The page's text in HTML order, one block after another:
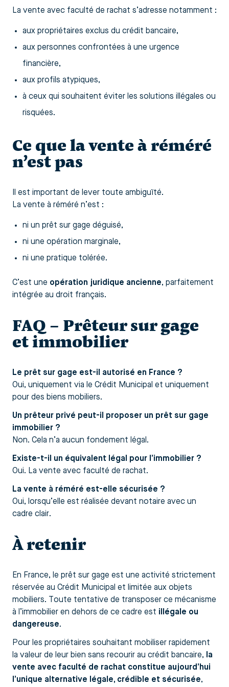
La vente avec faculté de rachat s’adresse notamment :
aux propriétaires exclus du crédit bancaire,
aux personnes confrontées à une urgence
financière,
aux profils atypiques,
à ceux qui souhaitent éviter les solutions illégales ou
risquées.
Ce que la vente à réméré
n’est pas
Il est important de lever toute ambiguïté.
La vente à réméré n’est :
ni un prêt sur gage déguisé,
ni une opération marginale,
ni une pratique tolérée.
C’est une opération juridique ancienne, parfaitement
intégrée au droit français.
FAQ – Prêteur sur gage
et immobilier
Le prêt sur gage est-il autorisé en France ?
Oui, uniquement via le Crédit Municipal et uniquement
pour des biens mobiliers.
Un prêteur privé peut-il proposer un prêt sur gage
immobilier ?
Non. Cela n’a aucun fondement légal.
Existe-t-il un équivalent légal pour l’immobilier ?
Oui. La vente avec faculté de rachat.
La vente à réméré est-elle sécurisée ?
Oui, lorsqu’elle est réalisée devant notaire avec un
cadre clair.
À retenir
En France, le prêt sur gage est une activité strictement
réservée au Crédit Municipal et limitée aux objets
mobiliers. Toute tentative de transposer ce mécanisme
à l’immobilier en dehors de ce cadre est illégale ou
dangereuse.
Pour les propriétaires souhaitant mobiliser rapidement
la valeur de leur bien sans recourir au crédit bancaire,
la
vente avec faculté de rachat constitue aujourd’hui
l’unique alternative légale, crédible et sécurisée,